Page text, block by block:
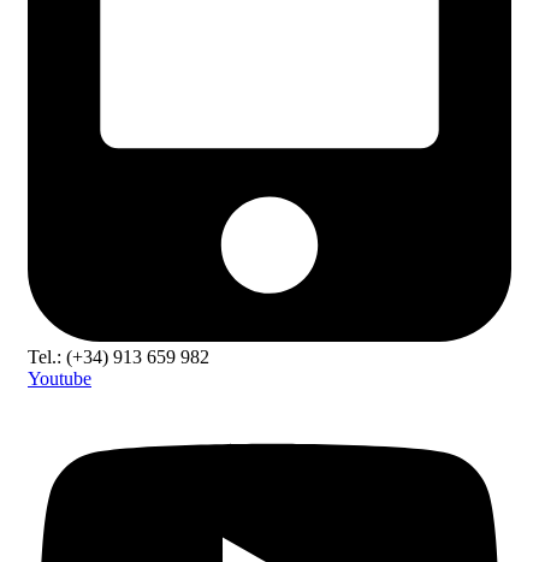
Tel.: (+34) 913 659 982
Youtube